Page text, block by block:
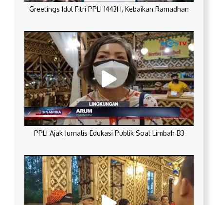
Greetings Idul Fitri PPLI 1443H, Kebaikan Ramadhan
PPLI Ajak Jurnalis Edukasi Publik Soal Limbah B3